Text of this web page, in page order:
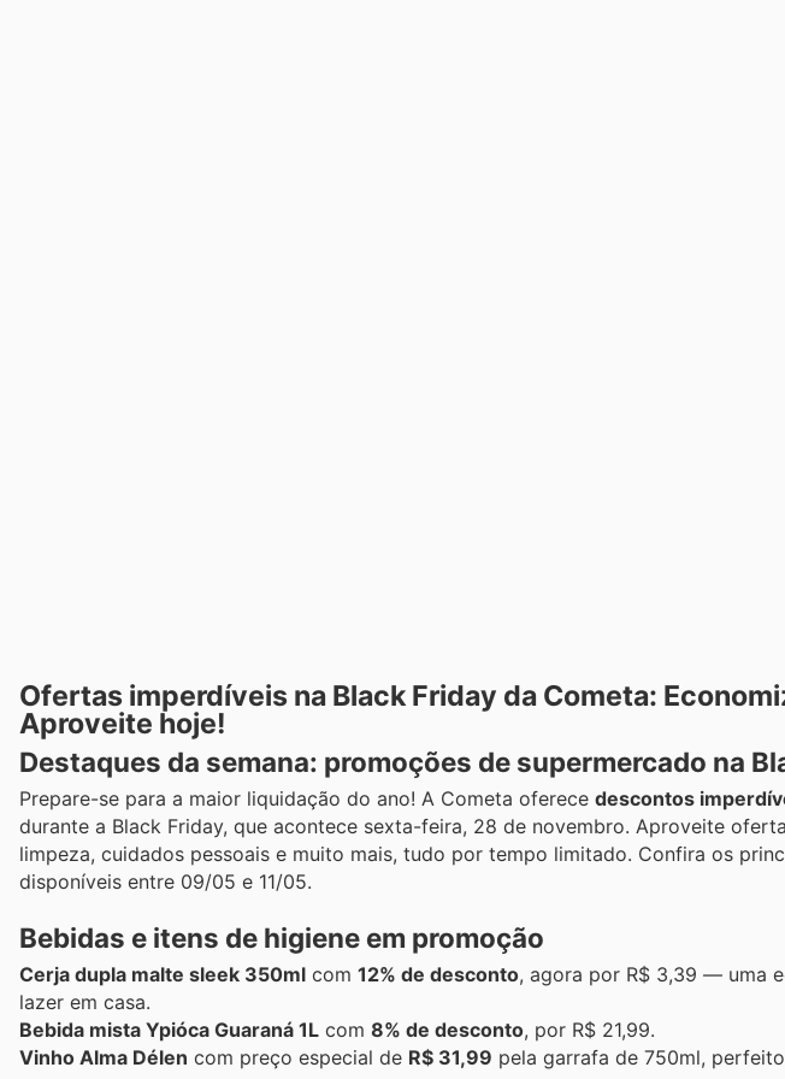
Ofertas imperdíveis na Black Friday da Cometa:
Aproveite hoje!
Destaques da semana: promoções de supermercado na
Prepare-se para a maior liquidação do ano! A Cometa oferece descontos
durante a Black Friday, que acontece sexta-feira, 28 de novembro. Aproveite
limpeza, cuidados pessoais e muito mais, tudo por tempo limitado. Confira os
disponíveis entre 09/05 e 11/05.
Bebidas e itens de higiene em promoção
Cerja dupla malte sleek 350ml com 12% de desconto, agora por R$ 3,39 — uma
lazer em casa.
Bebida mista Ypióca Guaraná 1L com 8% de desconto, por R$ 21,99.
Vinho Alma Délen com preço especial de R$ 31,99 pela garrafa de 750ml,